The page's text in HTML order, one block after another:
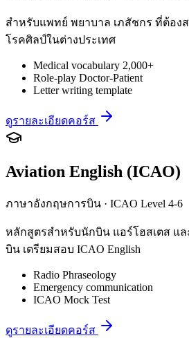
สำหรับแพทย์ พยาบาล เภสัชกร ที่ต้อง
โรคศิลป์ในต่างประเทศ
Medical vocabulary 2,000+
Role-play Doctor-Patient
Letter writing template
ดูรายละเอียดคอร์ส
Aviation English (ICAO)
ภาษาอังกฤษการบิน · ICAO Level 4-6
หลักสูตรสำหรับนักบิน แอร์โฮสเตส แ
บิน เตรียมสอบ ICAO English
Radio Phraseology
Emergency communication
ICAO Mock Test
ดูรายละเอียดคอร์ส